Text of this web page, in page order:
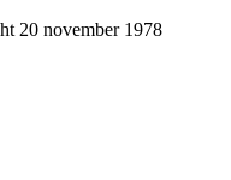
20 november 1978